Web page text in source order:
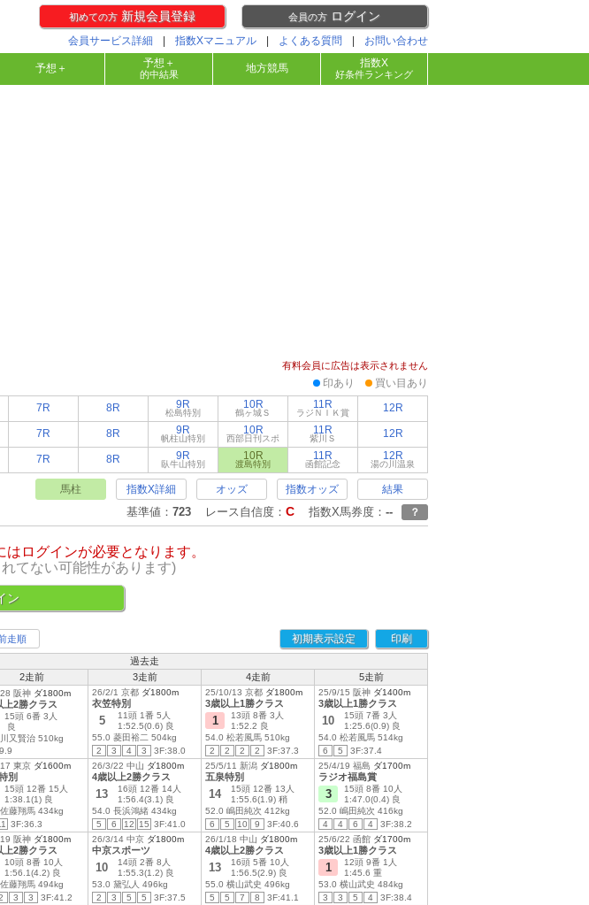
初めての方新規会員登録 会員の方 ログイン
会員サービス詳細 指数Xマニュアル よくある質問 お問い合わせ
予想＋ 予想＋
的中結果 地方競馬 指数X
好条件ランキング
有料会員に広告は表示されません
印あり 買い目あり
7R 8R 9R
松島特別
10R
鶴ヶ城Ｓ
11R
ラジＮＩＫ賞 12R
7R 8R 9R
帆柱山特別
10R
西部日刊スポ
11R
紫川Ｓ 12R
7R 8R 9R
臥牛山特別
10R
渡島特別
11R
函館記念
12R
湯の川温泉
馬柱 指数X詳細 オッズ 指数オッズ 結果
基準値： 723 レース自信度： C 指数X馬券度： -- ？
ログインが必要となります。
てない可能性があります)
ン
走順 初期表示設定 印刷
過去走
2走前 3走前 4走前 5走前
阪神 ダ1800m
上2勝クラス
15頭 6番 3人
良
又賢治 510kg
26/2/1 京都 ダ1800m
衣笠特別
5
11頭 1番 5人
1:52.5(0.6) 良
55.0 菱田裕二 504kg
2
3 4 3 3F:38.0
25/10/13 京都 ダ1800m
3歳以上1勝クラス
1
13頭 8番 3人
1:52.2 良
54.0 松若風馬 510kg
2
2 2 2 3F:37.3
25/9/15 阪神 ダ1400m
3歳以上1勝クラス
10
15頭 7番 3人
1:25.6(0.9) 良
54.0 松若風馬 514kg
6
5 3F:37.4
東京 ダ1600m
別
15頭 12番 15人
1:38.1(1) 良
藤翔馬 434kg
3F:36.3
26/3/22 中山 ダ1800m
4歳以上2勝クラス
13
16頭 12番 14人
1:56.4(3.1) 良
54.0 長浜鴻緒 434kg
5
6 12 15 3F:41.0
25/5/11 新潟 ダ1800m
五泉特別
14
15頭 12番 13人
1:55.6(1.9) 稍
52.0 嶋田純次 412kg
6
5 10 9 3F:40.6
25/4/19 福島 ダ1700m
ラジオ福島賞
3
15頭 8番 10人
1:47.0(0.4) 良
52.0 嶋田純次 416kg
4
4 6 4 3F:38.2
阪神 ダ1800m
上2勝クラス
10頭 8番 10人
1:56.1(4.2) 良
藤翔馬 494kg
3 3 3F:41.2
26/3/14 中京 ダ1800m
中京スポーツ
10
14頭 2番 8人
1:55.3(1.2) 良
53.0 黛弘人 496kg
2
3 5 5 3F:37.5
26/1/18 中山 ダ1800m
4歳以上2勝クラス
13
16頭 5番 10人
1:56.5(2.9) 良
55.0 横山武史 496kg
5
5 7 8 3F:41.1
25/6/22 函館 ダ1700m
3歳以上1勝クラス
1
12頭 9番 1人
1:45.6 重
53.0 横山武史 484kg
3
3 5 4 3F:38.4